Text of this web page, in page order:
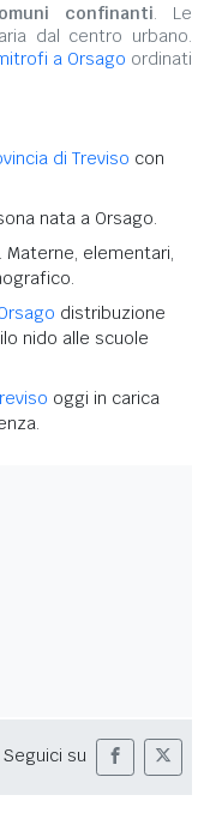
confinanti. Le
dal centro urbano.
a Orsago ordinati
di Treviso con
nata a Orsago.
elementari,
distribuzione
nido alle scuole
oggi in carica
Seguici su